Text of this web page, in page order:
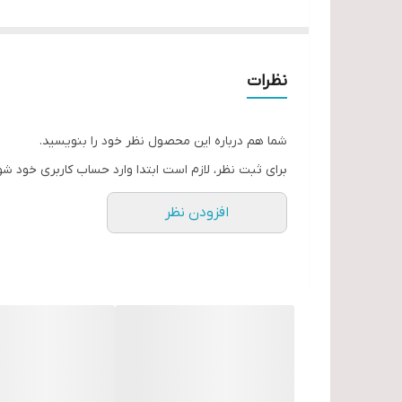
نظرات
شما هم درباره این محصول نظر خود را بنویسید.
برای ثبت نظر، لازم است ابتدا وارد حساب کاربری خود
افزودن نظر